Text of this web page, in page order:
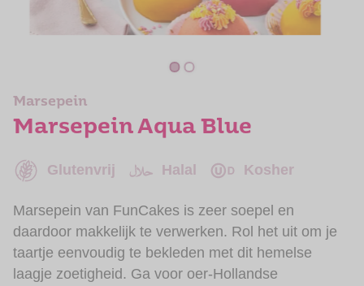
Marsepein
Marsepein Aqua Blue
Glutenvrij Halal Kosher
Marsepein van FunCakes is zeer soepel en
daardoor makkelijk te verwerken. Rol het uit om je
taartje eenvoudig te bekleden met dit hemelse
laagje zoetigheid. Ga voor oer-Hollandse